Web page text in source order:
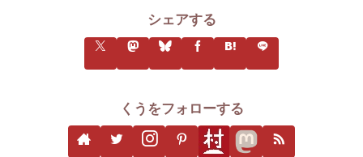
シェアする
くうをフォローする